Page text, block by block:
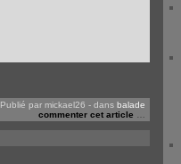
Publié par mickael26 - dans balade
commenter cet article